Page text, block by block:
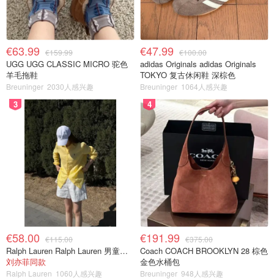
€63.99 €159.99
UGG UGG CLASSIC MICRO 驼色
羊毛拖鞋
Breuninger 2030人感兴趣
€47.99 €100.00
adidas Originals adidas Originals
TOKYO 复古休闲鞋 深棕色
Breuninger 1064人感兴趣
3
€58.00 €115.00
Ralph Lauren Ralph Lauren 男童亚麻衬衫
刘亦菲同款
Ralph Lauren 1060人感兴趣
4
€191.99 €375.00
Coach COACH BROOKLYN 28 棕色
金色水桶包
Breuninger 948人感兴趣